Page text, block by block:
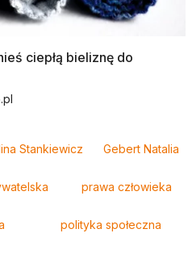
ciepłą bieliznę do
Stankiewicz Gebert Natalia
prawa człowieka
polityka społeczna